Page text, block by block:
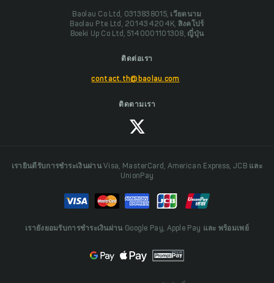
Baolau Co Ltd, 0313838015, เวียดนาม
Baolau Pte Ltd, 201434204K, สิงคโปร์
Boeki Up Co Ltd, 5140001101308, ญี่ปุ่น
ติดต่อเรา
contact.th@baolau.com
ติดตามเรา
เรายินดีรับการชำระเงินผ่าน Visa, MasterCard, American Express, JCB และ
UnionPay
เรายังยอมรับการชำระเงินผ่าน Google Pay, Apple Pay และ พร้อมเพย์